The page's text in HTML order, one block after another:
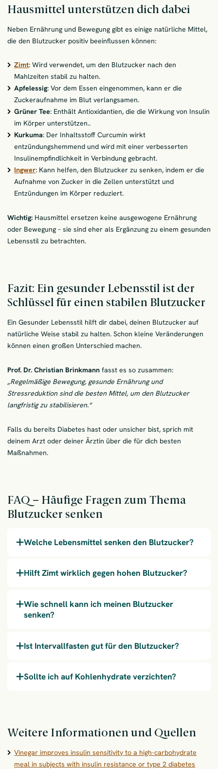
Hausmittel unterstützen dich dabei
Neben Ernährung und Bewegung gibt es einige natürliche Mittel,
die den Blutzucker positiv beeinflussen können:
Zimt: Wird verwendet, um den Blutzucker nach den
Mahlzeiten stabil zu halten.
Apfelessig: Vor dem Essen eingenommen, kann er die
Zuckeraufnahme im Blut verlangsamen.
Grüner Tee: Enthält Antioxidantien, die die Wirkung von Insulin
im Körper unterstützen..
Kurkuma: Der Inhaltsstoff Curcumin wirkt
entzündungshemmend und wird mit einer verbesserten
Insulinempfindlichkeit in Verbindung gebracht.
Ingwer: Kann helfen, den Blutzucker zu senken, indem er die
Aufnahme von Zucker in die Zellen unterstützt und
Entzündungen im Körper reduziert.
Wichtig: Hausmittel ersetzen keine ausgewogene Ernährung
oder Bewegung – sie sind eher als Ergänzung zu einem gesunden
Lebensstil zu betrachten.
Fazit: Ein gesunder Lebensstil ist der
Schlüssel für einen stabilen Blutzucker
Ein Gesunder Lebensstil hilft dir dabei, deinen Blutzucker auf
natürliche Weise stabil zu halten. Schon kleine Veränderungen
können einen großen Unterschied machen.
Prof. Dr. Christian Brinkmann fasst es so zusammen:
„Regelmäßige Bewegung, gesunde Ernährung und
Stressreduktion sind die besten Mittel, um den Blutzucker
langfristig zu stabilisieren.“
Falls du bereits Diabetes hast oder unsicher bist, sprich mit
deinem Arzt oder deiner Ärztin über die für dich besten
Maßnahmen.
FAQ – Häufige Fragen zum Thema
Blutzucker senken
Welche Lebensmittel senken den Blutzucker?
Hilft Zimt wirklich gegen hohen Blutzucker?
Wie schnell kann ich meinen Blutzucker
senken?
Ist Intervallfasten gut für den Blutzucker?
Sollte ich auf Kohlenhydrate verzichten?
Weitere Informationen und Quellen
Vinegar improves insulin sensitivity to a high-carbohydrate
meal in subjects with insulin resistance or type 2 diabetes